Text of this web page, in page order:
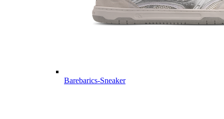
Barebarics-Sneaker